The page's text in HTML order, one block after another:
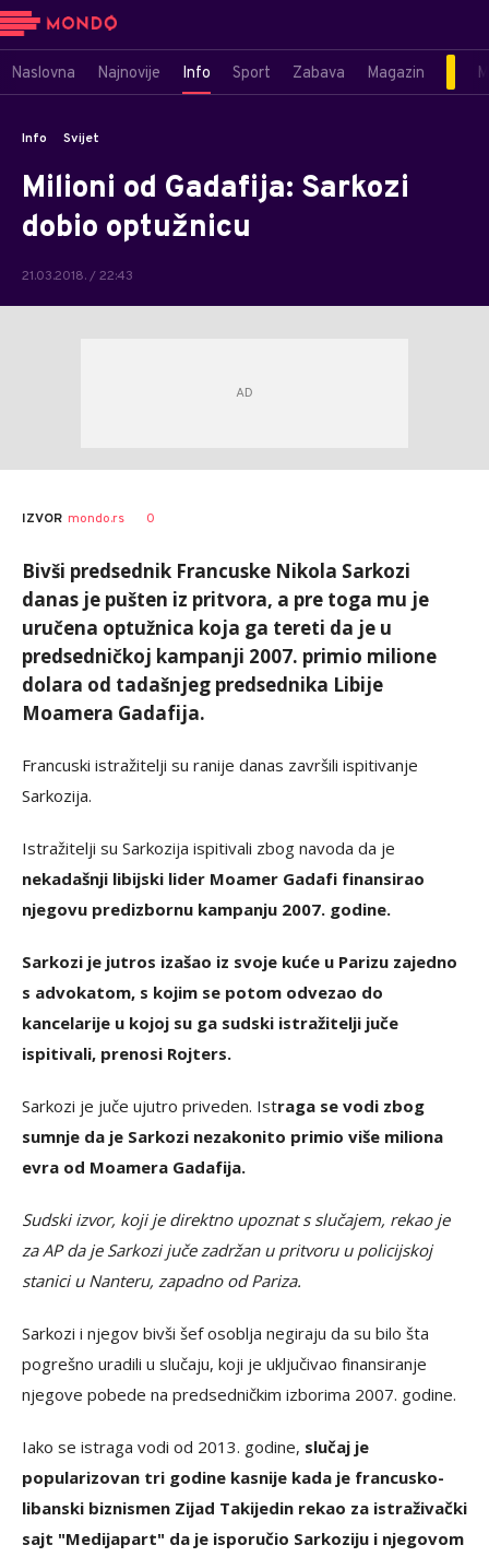
Naslovna Najnovije Info Sport Zabava Magazin
Info Svijet
Milioni od Gadafija: Sarkozi
dobio optužnicu
21.03.2018. / 22:43
IZVOR mondo.rs 0
Bivši predsednik Francuske Nikola Sarkozi
danas je pušten iz pritvora, a pre toga mu je
uručena optužnica koja ga tereti da je u
predsedničkoj kampanji 2007. primio milione
dolara od tadašnjeg predsednika Libije
Moamera Gadafija.
Francuski istražitelji su ranije danas završili ispitivanje
Sarkozija.
Istražitelji su Sarkozija ispitivali zbog navoda da je
nekadašnji libijski lider Moamer Gadafi finansirao
njegovu predizbornu kampanju 2007. godine.
Sarkozi je jutros izašao iz svoje kuće u Parizu zajedno
s advokatom, s kojim se potom odvezao do
kancelarije u kojoj su ga sudski istražitelji juče
ispitivali, prenosi Rojters.
Sarkozi je juče ujutro priveden. Istraga se vodi zbog
sumnje da je Sarkozi nezakonito primio više miliona
evra od Moamera Gadafija.
Sudski izvor, koji je direktno upoznat s slučajem, rekao je
za AP da je Sarkozi juče zadržan u pritvoru u policijskoj
stanici u Nanteru, zapadno od Pariza.
Sarkozi i njegov bivši šef osoblja negiraju da su bilo šta
pogrešno uradili u slučaju, koji je uključivao finansiranje
njegove pobede na predsedničkim izborima 2007. godine.
Iako se istraga vodi od 2013. godine, slučaj je
popularizovan tri godine kasnije kada je francusko-
libanski biznismen Zijad Takijedin rekao za istraživački
sajt "Medijapart" da je isporučio Sarkoziju i njegovom